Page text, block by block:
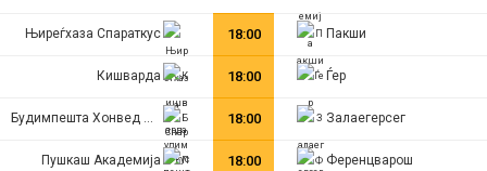
Њиреѓхаза Спараткус 18:00 Пакши
Кишварда 18:00 Ѓер
Будимпешта Хонвед ФЦ 18:00 Залаегерсег
Пушкаш Академија 18:00 Ференцварош